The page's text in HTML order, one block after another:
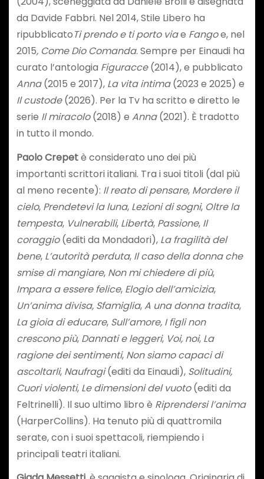
da Davide Fabbri. Nel 2014, Stile Libero ha
ripubblicatoTi prendo e ti porto viae Fangoe, nel
2015, Come Dio Comanda. Sempre per Einaudi ha
curato l’antologia Figuracce(2014), e pubblicato
Anna(2015 e 2017), La vita intima(2023 e 2025) e
Il custode(2026). Per la Tv ha scritto e diretto le
serie Il miracolo(2018) e Anna(2021). È tradotto
in tutto il mondo.
Paolo Crepetè considerato uno dei più
importanti scrittori italiani. Tra i suoi titoli (dal più
al meno recente): Il reato di pensare, Mordere il
cielo, Prendetevi la luna, Lezioni di sogni, Oltre la
tempesta, Vulnerabili, Libertà, Passione, Il
coraggio(editi da Mondadori), La fragilità del
bene, L’autorità perduta, Il caso della donna che
smise di mangiare, Non mi chiedere di più,
Impara a essere felice, Elogio dell’amicizia,
Un’anima divisa, Sfamiglia,A una donna tradita,
La gioia di educare, Sull’amore, I figli non
crescono più, Dannati e leggeri, Voi, noi, La
ragione dei sentimenti, Non siamo capaci di
ascoltarli, Naufragi(editi da Einaudi), Solitudini,
Cuori violenti, Le dimensioni del vuoto(editi da
Feltrinelli). Il suo ultimo libro è Riprendersi l’anima
(HarperCollins). Ha tenuto più di quattromila
serate, con i suoi spettacoli, riempiendo i
principali teatri italiani.